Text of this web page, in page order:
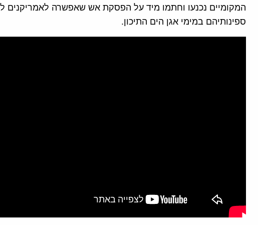
המקומיים נכנעו וחתמו מיד על הפסקת אש שאפשרה
ספינותיהם במימי אגן הים התיכון.